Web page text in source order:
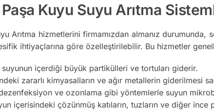
Kuyu Suyu Arıtma
Arıtma hizmetlerini firmamızdan almanız
ihtiyaçlarına göre özelleştirilebilir. Bu hizmetler
suyunun içerdiği büyük partikülleri ve tortuları giderir.
zararlı kimyasalların ve ağır metallerin giderilmesi
ve ozonlama gibi yöntemlerle suyun
içerisindeki çözünmüş katıların, tuzların ve diğer ince